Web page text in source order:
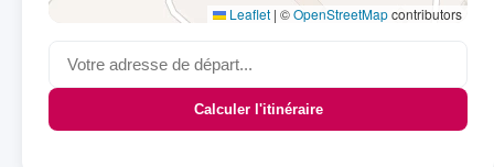
Leaflet | ©OpenStreetMapcontributors
Calculer l'itinéraire